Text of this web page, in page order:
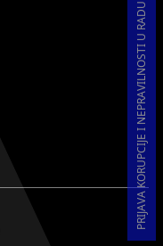
PRIJAVA KORUPCIJE I NEPRAVILNOSTI U RADU